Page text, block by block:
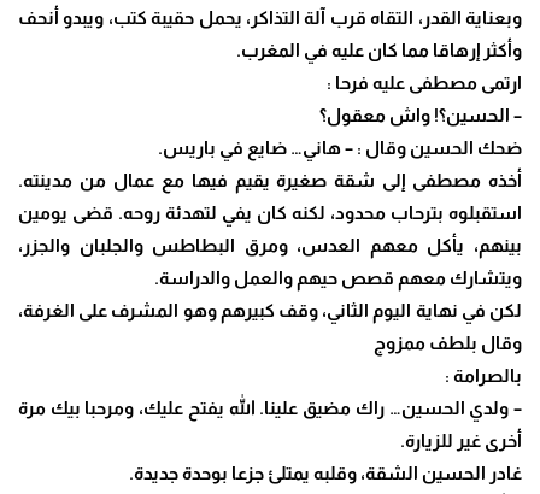
وبعناية القدر، التقاه قرب آلة التذاكر، يحمل حقيبة كتب، ويبدو أنحف
وأكثر إرهاقا مما كان عليه في المغرب.
ارتمى مصطفى عليه فرحا :
– الحسين؟! واش معقول؟
ضحك الحسين وقال : – هاني… ضايع في باريس.
أخذه مصطفى إلى شقة صغيرة يقيم فيها مع عمال من مدينته.
استقبلوه بترحاب محدود، لكنه كان يفي لتهدئة روحه. قضى يومين
بينهم، يأكل معهم العدس، ومرق البطاطسوالجلبان والجزر،
ويتشارك معهم قصص حيهم والعمل والدراسة.
لكن في نهاية اليوم الثاني، وقف كبيرهم وهو المشرف على الغرفة،
وقال بلطف ممزوج
بالصرامة :
– ولدي الحسين… راك مضيق علينا. الله يفتح عليك، ومرحبا بيك مرة
أخرى غير للزيارة.
غادر الحسين الشقة، وقلبه يمتلئ جزعا بوحدة جديدة.